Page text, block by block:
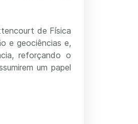
de Física
e geociências e,
reforçando o
um papel